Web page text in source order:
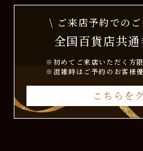
\ ご来店予約での
全国百貨店共
※初めてご来店いただく方
※混雑時はご予約のお客様
こちらを